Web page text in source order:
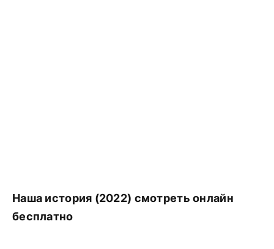
Наша история (2022) смотреть онлайн
бесплатно